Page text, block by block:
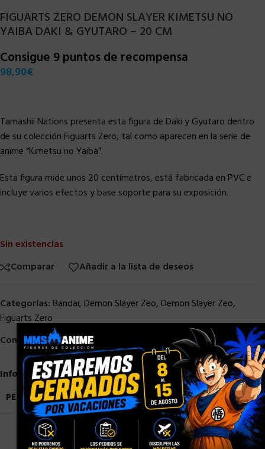
FIGUARTS ZERO DEMON SLAYER KIMETSU NO
YAIBA DAKI & GYUTARO – 20 CM
Consigue 9 puntos de recompensa
98,90€
Tamashii Nations presenta esta figura de Daki y Gyutaro dentro
de su colección Figuarts Zero, tal como aparecen en la serie de
anime “Kimetsu no Yaiba”.
Esta figura mide unos 20 centímetros, está fabricada en PVC e
incluye varios efectos y base soporte para su exposición.
Sin existencias
Comparar
Añadir a la lista de deseos
Categorías: Bandai, Demon Slayer Zeo, Demon Slayer Zeo,
Figuarts Zero
Compartir:
Información adicional
PESO
2,5 kg
×